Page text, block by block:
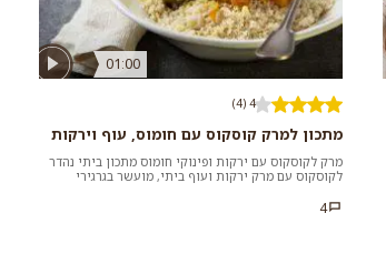
01:00
4 (4)
מתכון למרק קוסקוס עם חומוס, עוף וירקות
מרק לקוסקוס עם ירקות ופינוקי חומוס מתכון ביתי נהדר
לקוסקוס עם מרק ירקות ועוף ביתי, מועשר בגרגירי
4